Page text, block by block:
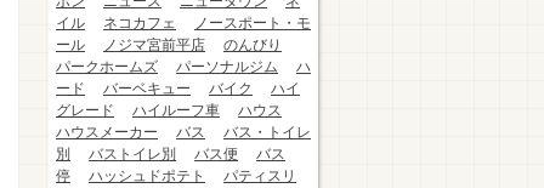
イル
ネコカフェ
ノースポート・モ
ール
ノジマ宮前平店
のんびり
パークホームズ
パーソナルジム
ハ
ード
バーベキュー バイク
ハイ
グレード
ハイルーフ車
ハウス
ハウスメーカー
バス
バス・トイレ
別
バストイレ別 バス便
バス
停
ハッシュドポテト
パティスリ